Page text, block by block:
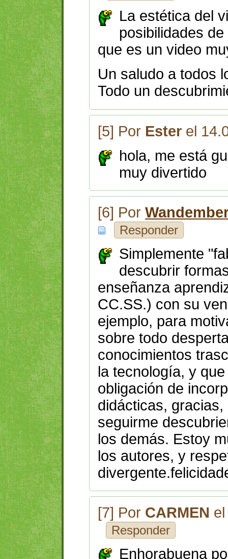
La estética del
posibilidades
que es un video
Un saludo a todos
Todo un
[5] Por Ester el
hola, me está
muy divertido
[6] Por
Responder
Simplemente
descubrir
enseñanza
CC.SS.) con su
ejemplo, para
sobre todo
conocimientos
la tecnología, y
obligación de
didácticas,
seguirme
los demás. Estoy
los autores, y
[7] Por CARMEN
Responder
Enhorabuena